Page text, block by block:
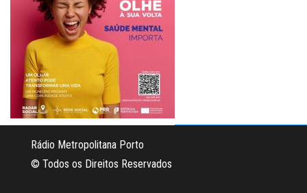
Rádio Metropolitana Porto
© Todos os Direitos Reservados